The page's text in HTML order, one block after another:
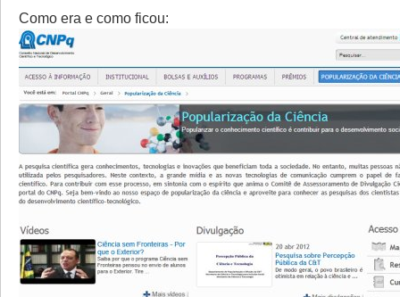
Como era e como ficou: